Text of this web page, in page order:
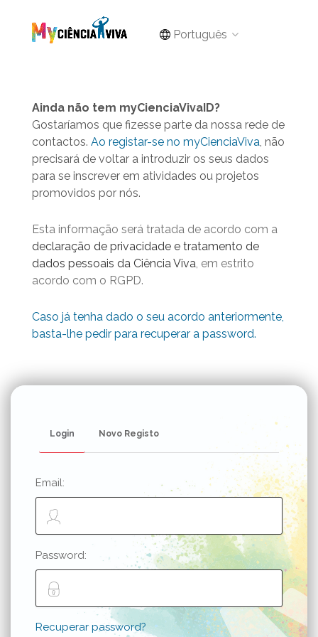
Português
Ainda não tem myCienciaVivaID?
Gostaríamos que fizesse parte da nossa rede de
contactos. Ao registar-se no myCienciaViva, não
precisará de voltar a introduzir os seus dados
para se inscrever em atividades ou projetos
promovidos por nós.
Esta informação será tratada de acordo com a
declaração de privacidade e tratamento de
dados pessoais da Ciência Viva, em estrito
acordo com o RGPD.
Caso já tenha dado o seu acordo anteriormente,
basta-lhe pedir para recuperar a password.
Login Novo Registo
Email:
Password:
Recuperar password?